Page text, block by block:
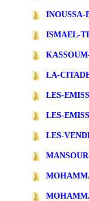
INOUSSA-
ISMAEL-
LA-
LES-
LES-
LES-